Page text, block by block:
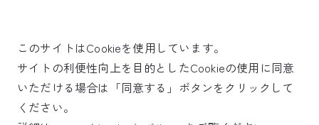
SKYTRAX
5スターエアポート
このサイトはCookieを使用しています。
サイトの利便性向上を目的としたCookieの使用に同意
いただける場合は「同意する」ボタンをクリックして
ください。